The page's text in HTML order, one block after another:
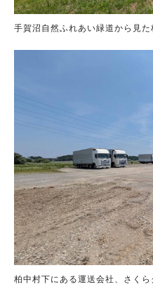
手賀沼自然ふれあい緑道から見
柏中村下にある運送会社、さくら